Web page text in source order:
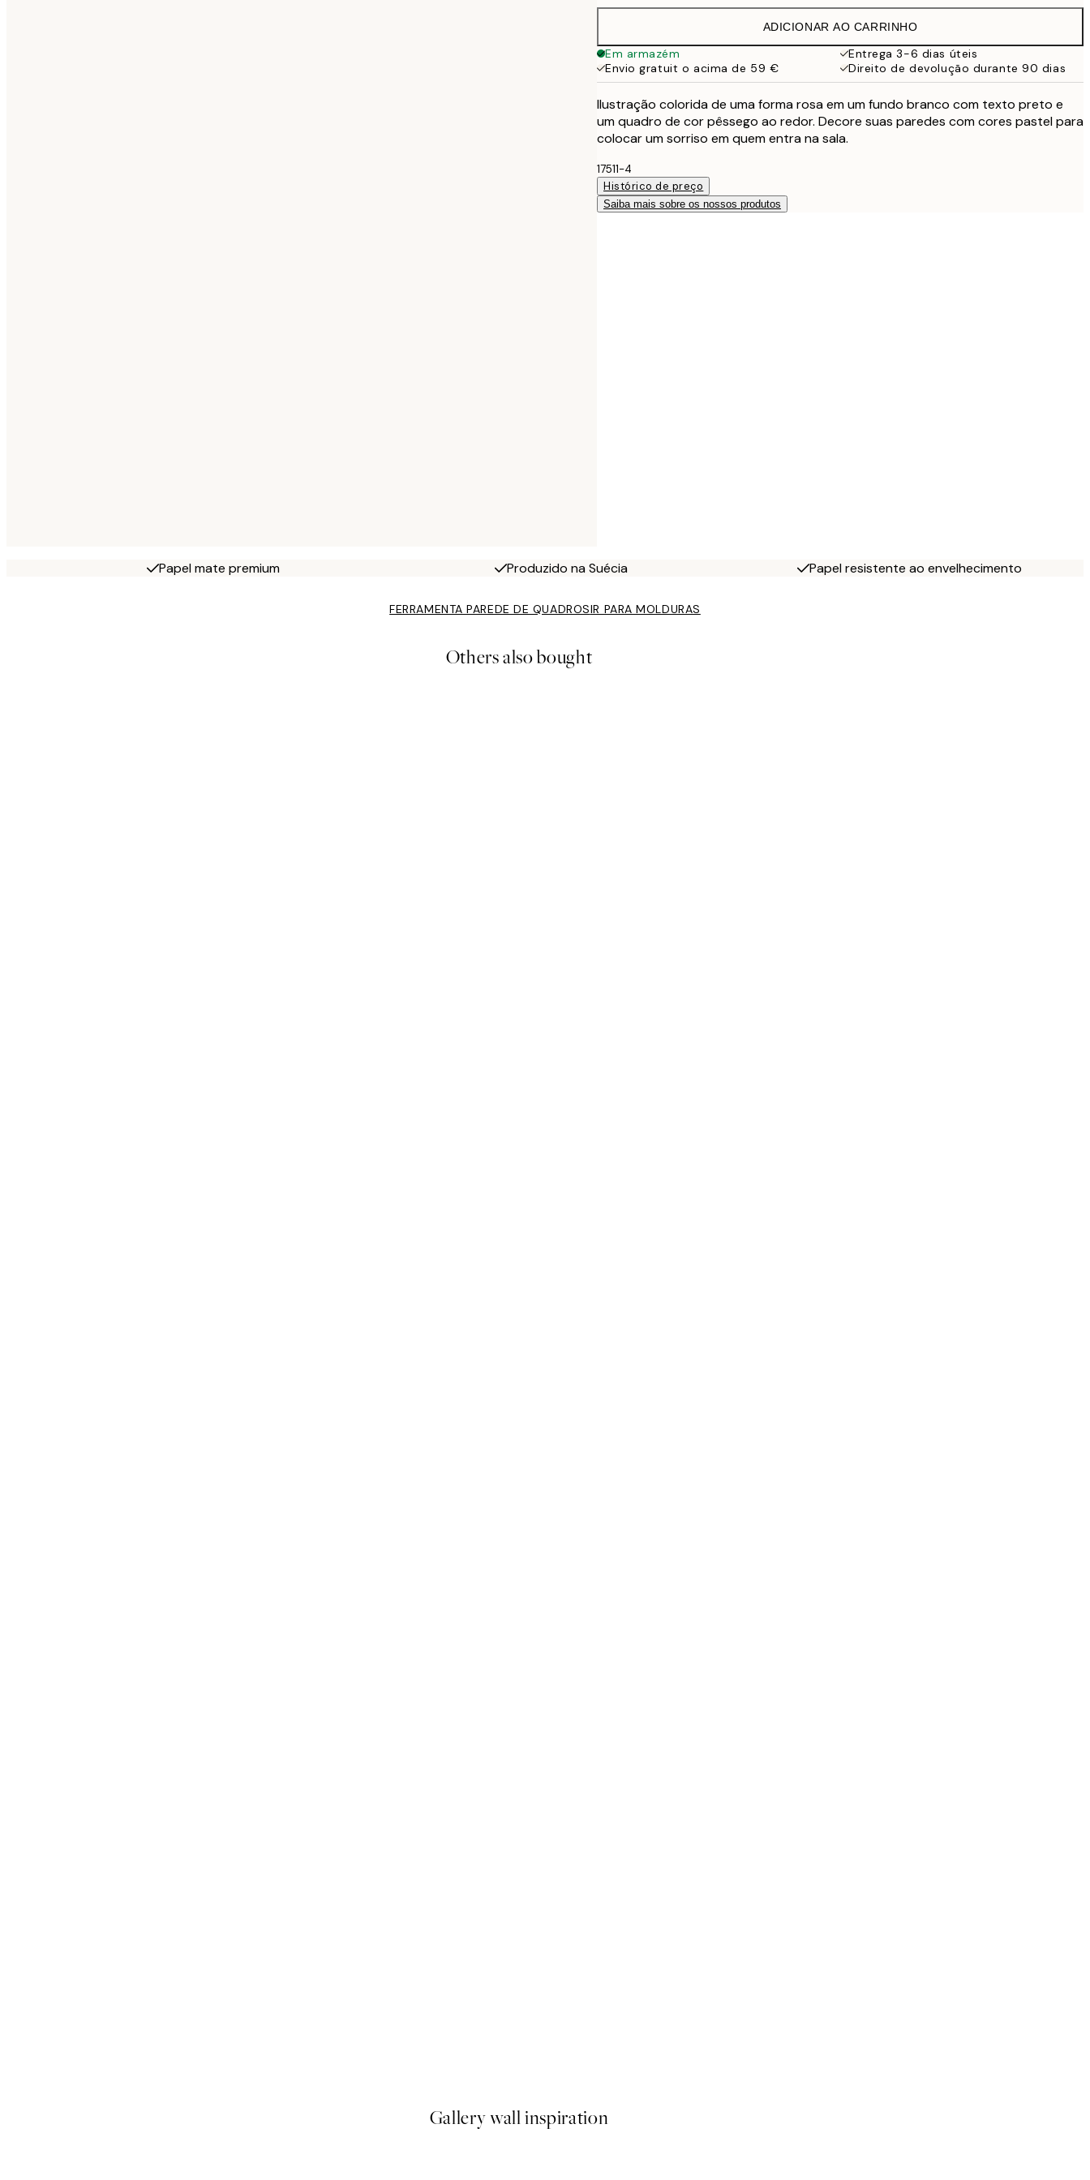
19,95 €
27,45 €
50x70 cm 16,23 €
32,45 €
70x100 cm 24,50 €
49 €
ADICIONAR AO CARRINHO
Em armazém
Entrega 3-6 dias úteis
Envio gratuit o acima de 59 €
Direito de devolução durante 90 dias
Ilustração colorida de uma forma rosa em um fundo branco com texto preto e
um quadro de cor pêssego ao redor. Decore suas paredes com cores pastel para
colocar um sorriso em quem entra na sala.
17511-4
Histórico de preço
Saiba mais sobre os nossos produtos
Papel mate premium Produzido na Suécia Papel resistente ao envelhecimento
FERRAMENTA PAREDE DE QUADROSIR PARA MOLDURAS
Others also bought
Gallery wall inspiration